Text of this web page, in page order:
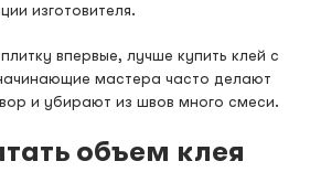
изготовителя.
впервые, лучше купить клей с
мастера часто делают
и убирают из швов много смеси.
объем клея